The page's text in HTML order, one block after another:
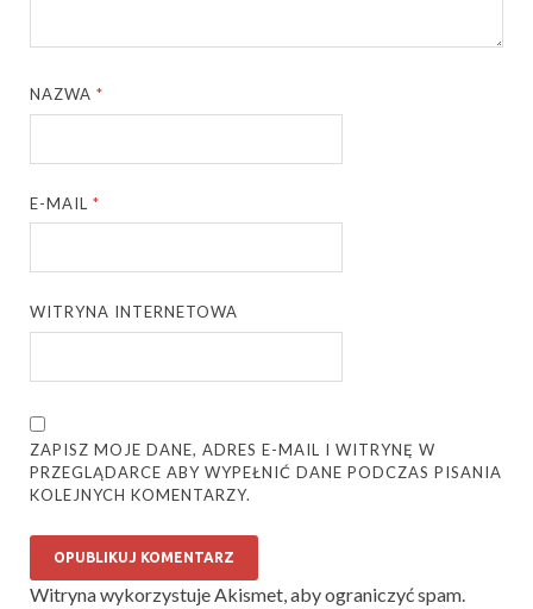
NAZWA*
E-MAIL*
WITRYNA INTERNETOWA
ZAPISZ MOJE DANE, ADRES E-MAIL I WITRYNĘ W
PRZEGLĄDARCE ABY WYPEŁNIĆ DANE PODCZAS PISANIA
KOLEJNYCH KOMENTARZY.
Witryna wykorzystuje Akismet, aby ograniczyć spam.